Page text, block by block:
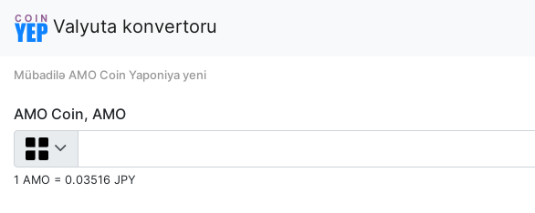
Valyuta konvertoru
Mübadilə AMO Coin Yaponiya yeni
AMO Coin, AMO
1 AMO = 0.03516 JPY